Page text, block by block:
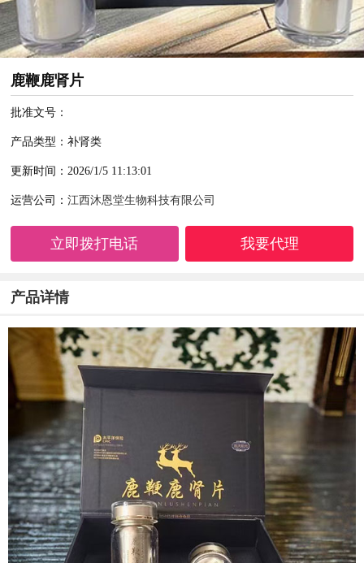
鹿鞭鹿肾片
批准文号：
产品类型：补肾类
更新时间：2026/1/5 11:13:01
运营公司：江西沐恩堂生物科技有限公司
立即拨打电话 我要代理
产品详情